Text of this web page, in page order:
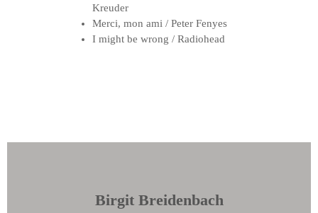
Kreuder
Merci, mon ami / Peter Fenyes
I might be wrong / Radiohead
Birgit Breidenbach